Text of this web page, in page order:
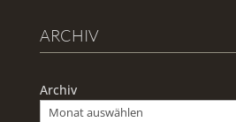
ARCHIV
Archiv